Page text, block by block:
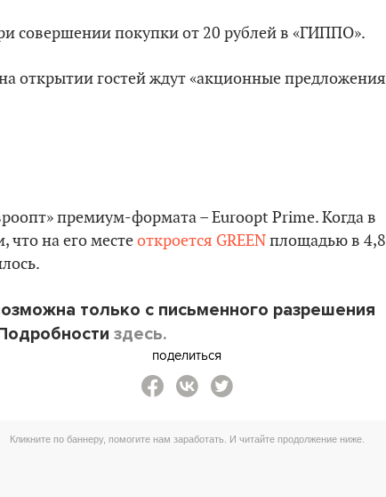
совершении покупки от 20 рублей в «ГИППО».
открытии гостей ждут «акционные предложения
премиум-формата – Euroopt Prime. Когда в
что на его местеоткроется GREENплощадью в 4,8
только с письменного разрешения
здесь.
поделиться